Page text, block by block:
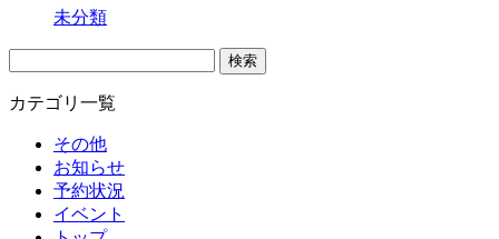
未分類
カテゴリ一覧
その他
お知らせ
予約状況
イベント